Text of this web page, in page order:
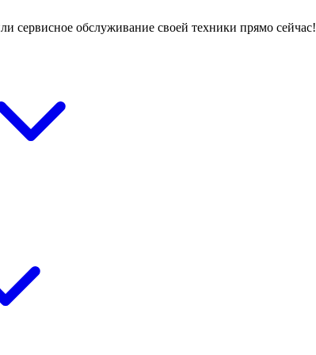
сервисное обслуживание своей техники прямо сейчас!